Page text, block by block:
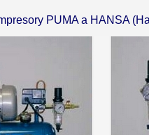
PUMA a HANSA